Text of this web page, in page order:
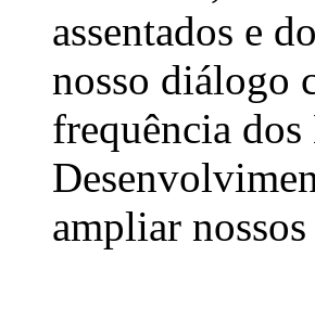
assentados e
nosso diálogo
frequência
ampliar